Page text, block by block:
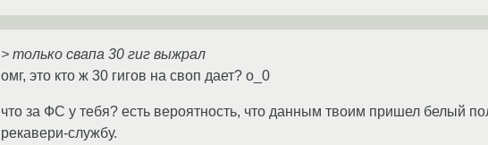
> только свапа 30 гиг выжрал
омг, это кто ж 30 гигов на своп дает? о_0
что за ФС у тебя? есть вероятность, что данным твоим пришел белый
рекавери-службу.